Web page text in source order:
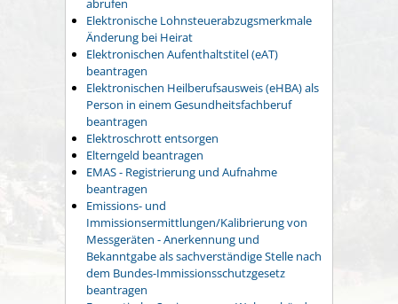
abrufen
Elektronische Lohnsteuerabzugsmerkmale
Änderung bei Heirat
Elektronischen Aufenthaltstitel (eAT)
beantragen
Elektronischen Heilberufsausweis (eHBA) als
Person in einem Gesundheitsfachberuf
beantragen
Elektroschrott entsorgen
Elterngeld beantragen
EMAS - Registrierung und Aufnahme
beantragen
Emissions- und
Immissionsermittlungen/Kalibrierung von
Messgeräten - Anerkennung und
Bekanntgabe als sachverständige Stelle nach
dem Bundes-Immissionsschutzgesetz
beantragen